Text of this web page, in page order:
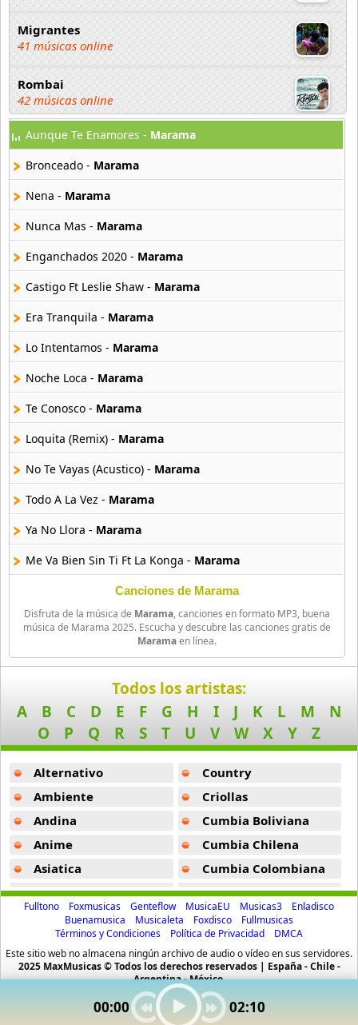
Migrantes
41 músicas online
Rombai
42 músicas online
The La Planta
127 músicas online
Ulises Bueno
97 músicas online
20 músicas online
00:00 02:10
Aunque Te Enamores - Marama
Bronceado - Marama
Nena - Marama
Nunca Mas - Marama
Enganchados 2020 - Marama
Castigo Ft Leslie Shaw - Marama
Era Tranquila - Marama
Lo Intentamos - Marama
Noche Loca - Marama
Te Conosco - Marama
Loquita (Remix) - Marama
No Te Vayas (Acustico) - Marama
Todo A La Vez - Marama
Ya No Llora - Marama
Me Va Bien Sin Ti Ft La Konga - Marama
Nuestro Amor Regresa -Marama
Que Rico Baila -Marama
Dame Un Besito -Marama
Enemigos -
Marama
No Te Vayas -Marama
Resaca -Marama
Todo Comenzo Bailando -
Marama
Keep Cool -
Te Conozco -Marama
Volverte A Ver -Marama
La Quiero Conocer -Marama
No Quiero Verte -Marama
Canciones de Marama
Disfruta de la música de Marama, canciones en formato MP3, buena
música de Marama 2025. Escucha y descubre las canciones gratis de
Maramaen línea.
Todos los artistas:
A
B C D E F G H I J K L M
N
O
P Q R S T U V W X Y Z
Alternativo
Ambiente
Andina
Anime
Asiatica
Atevip
Bachatas
Baladas
Baladas De Oro
Country
Criollas
Cumbia Boliviana
Cumbia Chilena
Cumbia Colombiana
Cumbia Ecuatoriana
Cumbia Mexicana
Cumbia Pop
Cumbia Surena
Cumbias
CumbiaSur
Fulltono Foxmusicas Genteflow MusicaEU Musicas3
Enladisco
Buenamusica
Musicaleta Foxdisco
Fullmusicas
Términos y Condiciones
Política de Privacidad
DMCA
Este sitio web no almacena ningún archivo de audio o vídeo en sus servidores.
2025 MaxMusicas © Todos los derechos reservados | España - Chile -
Argentina - México.